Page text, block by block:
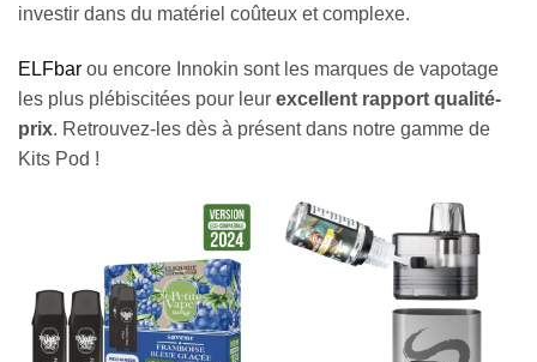
investir dans du matériel coûteux et complexe.
ELFbar ou encore Innokin sont les marques de vapotage
les plus plébiscitées pour leur excellent rapport qualité-
prix. Retrouvez-les dès à présent dans notre gamme de
Kits Pod !